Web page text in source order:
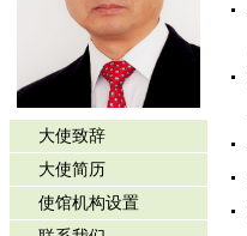
大使致辞
大使简历
使馆机构设置